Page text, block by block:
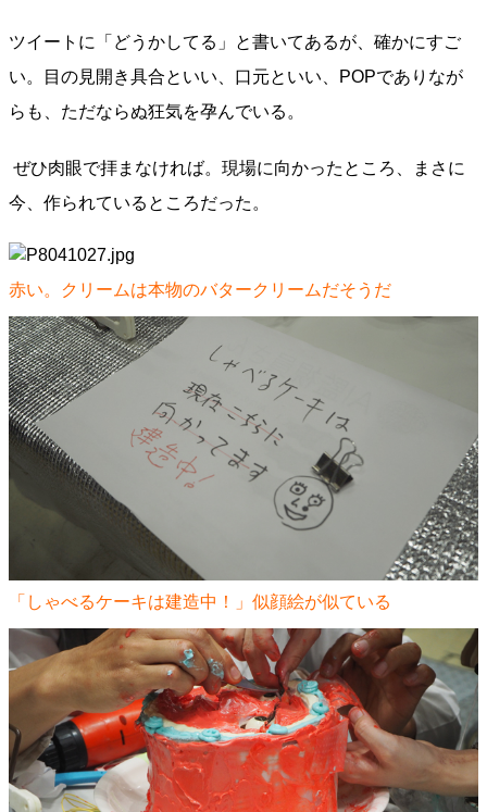
ツイートに「どうかしてる」と書いてあるが、確かにすご
い。目の見開き具合といい、口元といい、POPでありなが
らも、ただならぬ狂気を孕んでいる。
ぜひ肉眼で拝まなければ。現場に向かったところ、まさに
今、作られているところだった。
赤い。クリームは本物のバタークリームだそうだ
「しゃべるケーキは建造中！」似顔絵が似ている